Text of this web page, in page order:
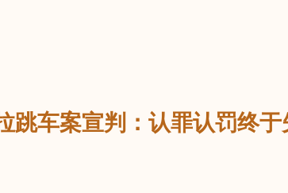
跳车案宣判：认罪认罚终